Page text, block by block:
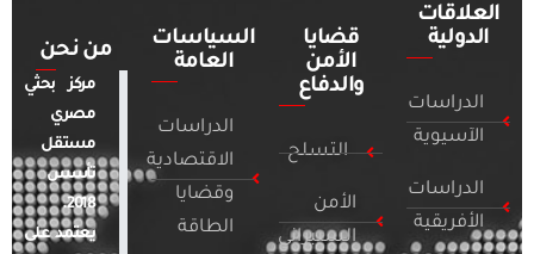
العلاقات
الدولية
الدراسات
الآسيوية
الدراسات
الأفريقية
قضايا
الأمن
والدفاع
التسلح
الأمن
السيبراني
السياسات
العامة
الدراسات
الاقتصادية
وقضايا
الطاقة
من نحن
مركز بحثي
مصري
مستقل
تأسس
2018.
يعتمد على